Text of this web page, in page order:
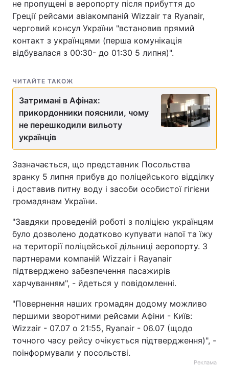
Здоров'я Туризм
Цікавинки Погода
Екологія Регіони
Лонгріди
Відео з Youtube Статті
Інтерв'ю
Контакти
Послуги
Тема оформлення
не пропущені в аеропорту після прибуття до
Греції рейсами авіакомпаній Wizzair та Ryanair,
черговий консул України "встановив прямий
контакт з українцями (перша комунікація
відбувалася з 00:30- до 01:30 5 липня)".
ЧИТАЙТЕ ТАКОЖ
Затримані в Афінах:
прикордонники пояснили, чому
не перешкодили вильоту
українців
Зазначається, що представник Посольства
зранку 5 липня прибув до поліцейського відділку
і доставив питну воду і засоби особистої гігієни
громадянам України.
"Завдяки проведеній роботі з поліцією українцям
було дозволено додатково купувати напої та їжу
на території поліцейської дільниці аеропорту. З
партнерами компаній Wizzair і Rayanair
підтверджено забезпечення пасажирів
харчуванням", - йдеться у повідомленні.
"Повернення наших громадян додому можливо
першими зворотними рейсами Афіни - Київ:
Wizzair - 07.07 о 21:55, Ryanair - 06.07 (щодо
точного часу рейсу очікується підтвердження)", -
поінформували у посольстві.
Реклама